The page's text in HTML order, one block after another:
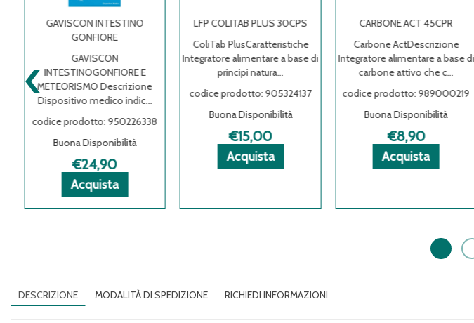
GAVISCON INTESTINO
GONFIORE
GAVISCON
INTESTINOGONFIORE E
METEORISMO Descrizione
Dispositivo medico indic...
codice prodotto: 950226338
Buona Disponibilità
€24,90
Acquista
Acquista GAVISCON
INTESTINO
GONFIORE al
Acquista GAVISCON
INTESTINO
GONFIORE alla
Informazioni
su GAVISCON
INTESTINO
LFP COLITAB PLUS 30CPS
ColiTab PlusCaratteristiche
Integratore alimentare a base di
principi natura...
codice prodotto: 905324137
Buona Disponibilità
€15,00
Acquista
Acquista LFP
COLITAB
carrello
Acquista LFP
COLITAB
wishlist
Informazioni
su LFP
30CPS
CARBONE ACT 45CPR
Carbone ActDescrizione
Integratore alimentare a base di
carbone attivo che c...
codice prodotto: 989000219
Buona Disponibilità
€8,90
Acquista
Acquista
ACT
Acquista
ACT
su
‹
DESCRIZIONE MODALITÀ DI SPEDIZIONE RICHIEDI INFORMAZIONI